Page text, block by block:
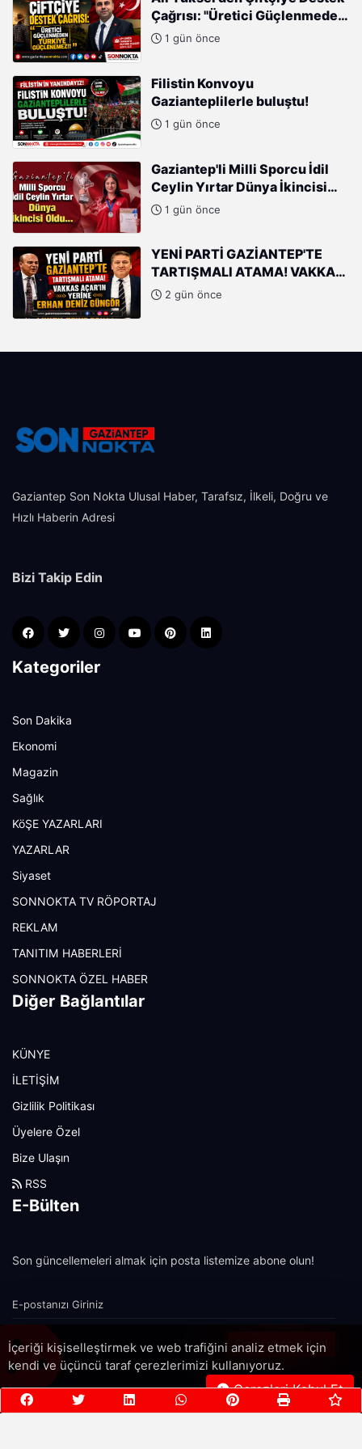
Çağrısı: "Üretici Güçlenmeden
Türkiye Güçlenemez!"
1 gün önce
Filistin Konvoyu
Gazianteplilerle buluştu!
1 gün önce
Gaziantep'li Milli Sporcu İdil
Ceylin Yırtar Dünya İkincisi
Oldu1 gün önce
YENİ PARTİ GAZİANTEP'TE
TARTIŞMALI ATAMA! VAKKAS
AÇAR'IN YERİNE ERHAN DENİZ
2 gün önce
Gaziantep Son Nokta Ulusal Haber, Tarafsız, İlkeli, Doğru ve
Hızlı Haberin Adresi
Bizi Takip Edin
Kategoriler
Son Dakika
Ekonomi
Magazin
Sağlık
KöŞE YAZARLARI
YAZARLAR
Siyaset
SONNOKTA TV RÖPORTAJ
REKLAM
TANITIM HABERLERİ
SONNOKTA ÖZEL HABER
Diğer Bağlantılar
KÜNYE
İLETİŞİM
Gizlilik Politikası
Üyelere Özel
Bize Ulaşın
RSS
E-Bülten
Son güncellemeleri almak için posta listemize abone olun!
Şimdi abone olun!
İçeriği kişiselleştirmek ve web trafiğini analiz etmek için
kendi ve üçüncü taraf çerezlerimizi kullanıyoruz.
Çerezleri Kabul Et